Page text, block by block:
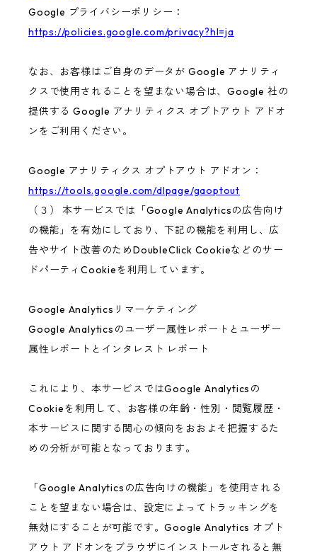
Google プライバシーポリシー：
https://policies.google.com/privacy?hl=ja
なお、お客様はご自身のデータが Google アナリティ
クスで使用されることを望まない場合は、Google 社の
提供する Google アナリティクス オプトアウト アドオ
ンをご利用ください。
Google アナリティクス オプトアウト アドオン：
https://tools.google.com/dlpage/gaoptout
（３） 本サービスでは「Google Analyticsの広告向け
の機能」を有効にしており、下記の機能を利用し、広
告やサイト改善のためDoubleClick Cookieなどのサー
ドパーティCookieを利用しています。
Google Analyticsリマーケティング
Google Analyticsのユーザー属性レポートとユーザー
属性レポートとインタレスト レポート
これにより、本サービスではGoogle Analyticsの
Cookieを利用して、お客様の年齢・性別・閲覧履歴・
本サービスに関する関心の傾向をおおよそ把握するた
めの分析が可能となっております。
「Google Analyticsの広告向けの機能」を使用される
ことを望まない場合は、設定によってトラッキングを
無効にすることが可能です。Google Analytics オプト
アウト アドオンをブラウザにインストールされると無